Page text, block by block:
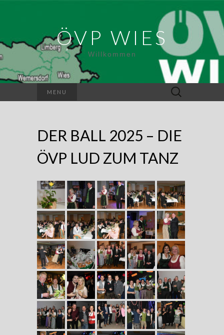
ÖVP WIES
Willkommen
MENU
Suchen
nach:
DER BALL 2025 – DIE
ÖVP LUD ZUM TANZ